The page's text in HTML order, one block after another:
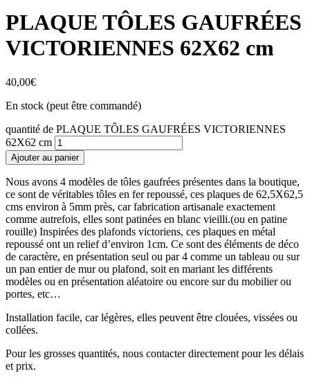
PLAQUE TÔLES GAUFRÉES
VICTORIENNES 62X62 cm
40,00€
En stock (peut être commandé)
quantité de PLAQUE TÔLES GAUFRÉES VICTORIENNES
62X62 cm
Ajouter au panier
Nous avons 4 modèles de tôles gaufrées présentes dans la boutique,
ce sont de véritables tôles en fer repoussé, ces plaques de 62,5X62,5
cms environ à 5mm près, car fabrication artisanale exactement
comme autrefois, elles sont patinées en blanc vieilli.(ou en patine
rouille) Inspirées des plafonds victoriens, ces plaques en métal
repoussé ont un relief d’environ 1cm. Ce sont des éléments de déco
de caractère, en présentation seul ou par 4 comme un tableau ou sur
un pan entier de mur ou plafond, soit en mariant les différents
modèles ou en présentation aléatoire ou encore sur du mobilier ou
portes, etc…
Installation facile, car légères, elles peuvent être clouées, vissées ou
collées.
Pour les grosses quantités, nous contacter directement pour les délais
et prix.